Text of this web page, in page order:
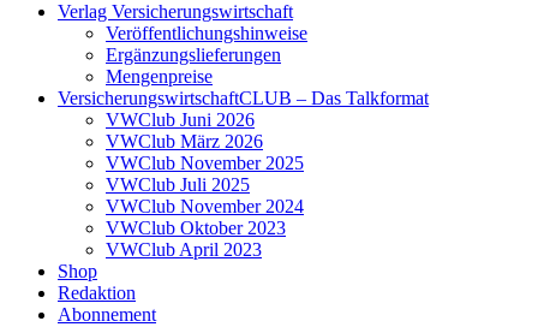
Verlag Versicherungswirtschaft
Veröffentlichungshinweise
Ergänzungslieferungen
Mengenpreise
VersicherungswirtschaftCLUB – Das Talkformat
VWClub Juni 2026
VWClub März 2026
VWClub November 2025
VWClub Juli 2025
VWClub November 2024
VWClub Oktober 2023
VWClub April 2023
Shop
Redaktion
Abonnement